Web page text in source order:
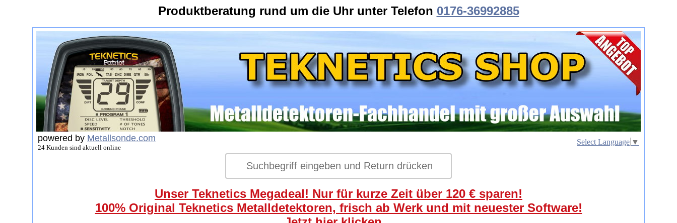
Produktberatung rund um die Uhr unter Telefon 0176-36992885
powered by Metallsonde.com
24 Kunden sind aktuell online
Select Language ▼
Unser Teknetics Megadeal! Nur für kurze Zeit über 120 € sparen!
100% Original Teknetics Metalldetektoren, frisch ab Werk und mit neuester Software!